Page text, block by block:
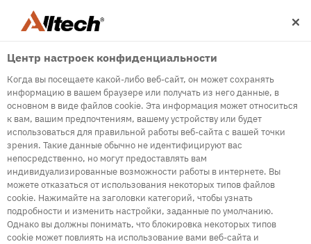
500
Internal Error Server
It seems we're experiencing some technical
difficulties. Try refreshing the page or go to the
homepage
Центр настроек конфиденциальности
Когда вы посещаете какой-либо веб-сайт, он может сохранять
информацию в вашем браузере или получать из него данные, в
основном в виде файлов cookie. Эта информация может относиться
к вам, вашим предпочтениям, вашему устройству или будет
использоваться для правильной работы веб-сайта с вашей точки
зрения. Такие данные обычно не идентифицируют вас
непосредственно, но могут предоставлять вам
индивидуализированные возможности работы в интернете. Вы
можете отказаться от использования некоторых типов файлов
cookie. Нажимайте на заголовки категорий, чтобы узнать
подробности и изменить настройки, заданные по умолчанию.
Однако вы должны понимать, что блокировка некоторых типов
cookie может повлиять на использование вами веб-сайта и